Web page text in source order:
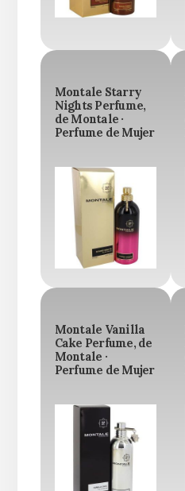
Montale Starry
Nights Perfume,
de Montale ·
Perfume de Mujer
Montale Vanilla
Cake Perfume, de
Montale ·
Perfume de Mujer